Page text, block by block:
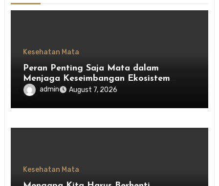
Kesehatan Mata
Peran Penting Saja Mata dalam
Menjaga Keseimbangan Ekosistem
Indonesia
admin August 7, 2026
Kesehatan Mata